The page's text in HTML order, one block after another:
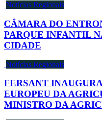
Notícias Regionais
CÂMARA DO
PARQUE INFANTIL
CIDADE
Notícias Regionais
FERSANT
EUROPEU DA
MINISTRO DA